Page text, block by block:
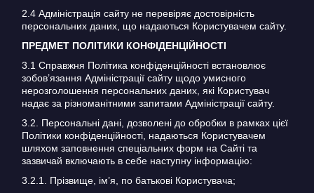
2.4 Адміністрація сайту не перевіряє достовірність
персональних даних, що надаються Користувачем сайту.
ПРЕДМЕТ ПОЛІТИКИ КОНФІДЕНЦІЙНОСТІ
3.1 Справжня Політика конфіденційності встановлює
зобов’язання Адміністрації сайту щодо умисного
нерозголошення персональних даних, які Користувач
надає за різноманітними запитами Адміністрації сайту.
3.2. Персональні дані, дозволені до обробки в рамках цієї
Політики конфіденційності, надаються Користувачем
шляхом заповнення спеціальних форм на Сайті та
зазвичай включають в себе наступну інформацію:
3.2.1. Прізвище, ім’я, по батькові Користувача;